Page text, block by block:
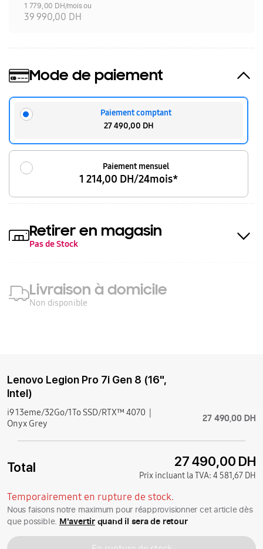
1 779,00 DH/mois ou
39 990,00 DH
Mode de paiement
Paiement comptant
27 490,00 DH
Paiement mensuel
1 214,00 DH/24mois*
Retirer en magasin
Pas de Stock
Livraison à domicile
Non disponible
Lenovo Legion Pro 7i Gen 8 (16",
Intel)
i9 13eme/32Go/1To SSD/RTX™ 4070
Onyx Grey
27 490,00 DH
Total 27 490,00 DH
Prix incluant la TVA: 4 581,67 DH
Temporairement en rupture de stock.
Nous faisons notre maximum pour réapprovisionner cet article dès
que possible. M'avertirquand il sera de retour